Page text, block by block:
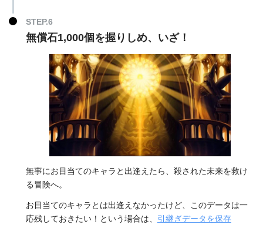
無償石1,000個を握りしめ、いざ！
無事にお目当てのキャラと出逢えたら、殺された未来を救け
る冒険へ。
お目当てのキャラとは出逢えなかったけど、このデータは一
応残しておきたい！という場合は、 引継ぎデータを保存